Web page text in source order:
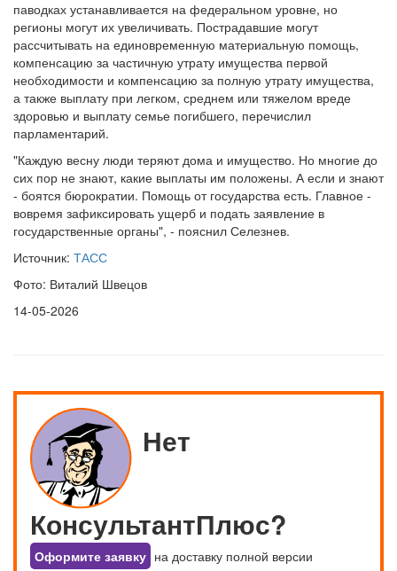
паводках устанавливается на федеральном уровне, но
регионы могут их увеличивать. Пострадавшие могут
рассчитывать на единовременную материальную помощь,
компенсацию за частичную утрату имущества первой
необходимости и компенсацию за полную утрату имущества,
а также выплату при легком, среднем или тяжелом вреде
здоровью и выплату семье погибшего, перечислил
парламентарий.
"Каждую весну люди теряют дома и имущество. Но многие до
сих пор не знают, какие выплаты им положены. А если и знают
- боятся бюрократии. Помощь от государства есть. Главное -
вовремя зафиксировать ущерб и подать заявление в
государственные органы", - пояснил Селезнев.
Источник: ТАСС
Фото: Виталий Швецов
14-05-2026
Нет
КонсультантПлюс?
Оформите заявку на доставку полной версии